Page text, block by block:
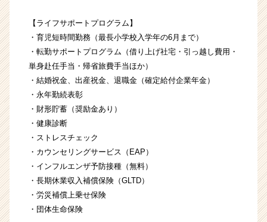
【ライフサポートプログラム】
・育児短時間勤務（最長小学校入学年の6月まで）
・転勤サポートプログラム（借り上げ社宅・引っ越し費用・
単身赴任手当・帰省旅費手当ほか）
・結婚祝金、出産祝金、退職金（確定給付企業年金）
・永年勤続表彰
・財形貯蓄（奨励金あり）
・健康診断
・ストレスチェック
・カウンセリングサービス（EAP）
・インフルエンザ予防接種（無料）
・長期休業収入補償保険（GLTD）
・労災補償上乗せ保険
・団体生命保険